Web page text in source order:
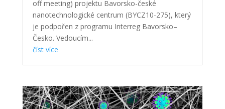
off meeting) projektu Bavorsko-české
nanotechnologické centrum (BYCZ10-275), který
je podpořen z programu Interreg Bavorsko–
Česko. Vedoucím...
číst více